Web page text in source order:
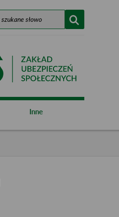
Inne